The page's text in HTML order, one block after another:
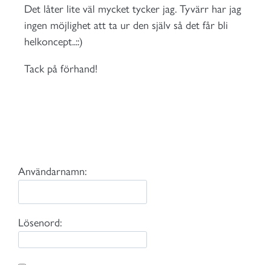
Det låter lite väl mycket tycker jag. Tyvärr har jag
ingen möjlighet att ta ur den själv så det får bli
helkoncept..::)
Tack på förhand!
Användarnamn:
Lösenord: